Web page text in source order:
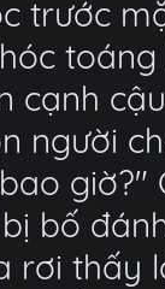
trước
cạnh
người
giờ?"
bố
rơi thấy